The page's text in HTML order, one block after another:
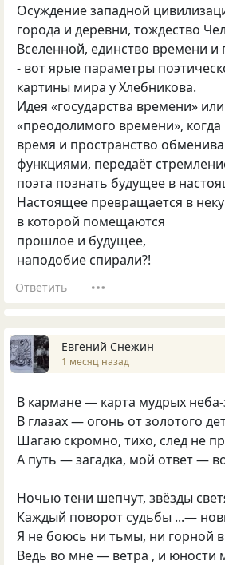
Осуждение западной
города и деревни, тождество
Вселенной, единство времени и
- вот ярые параметры
картины мира у Хлебникова.
Идея «государства времени» или
«преодолимого времени», когда
время и пространство
функциями, передаёт
поэта познать будущее в
Настоящее превращается в
в которой помещаются
прошлое и будущее,
наподобие спирали?!
Ответить
Евгений Снежин
1 месяц назад
В кармане — карта мудрых
В глазах — огонь от золотого
Шагаю скромно, тихо, след не
А путь — загадка, мой ответ —
Ночью тени шепчут, звёзды
Каждый поворот судьбы ...—
Я не боюсь ни тьмы, ни горной
Ведь во мне — ветра , и юности